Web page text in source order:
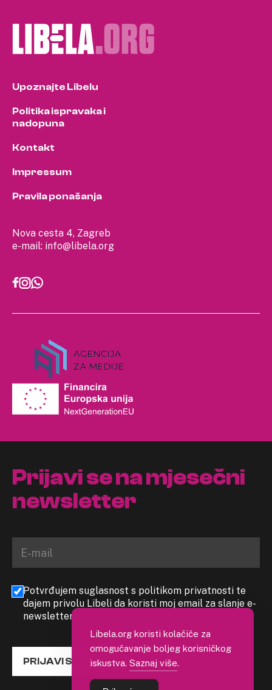
Nova cesta 4, Zagreb
e-mail: info@libela.org
Upoznajte Libelu
Politika ispravaka i
nadopuna
Kontakt
Impressum
Pravila ponašanja
Prijavi se na mjesečni
newsletter
Potvrđujem suglasnost s politikom privatnosti te
dajem privolu Libeli da koristi moj email za slanje e-
newslettera
PRIJAVI SE
Libela.org koristi kolačiće za
omogućavanje boljeg korisničkog
iskustva. Saznaj više.